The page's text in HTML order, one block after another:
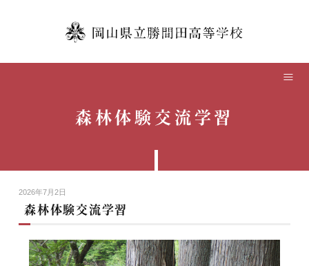
中学生の方へ
卒業生の方へ
森林体験交流学習
2026年7月2日
森林体験交流学習